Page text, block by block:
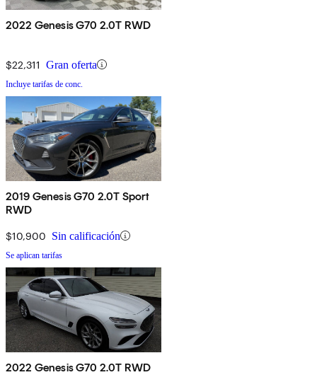
2022 Genesis G70 2.0T RWD
$22,311 Gran oferta
Incluye tarifas de conc.
2019 Genesis G70 2.0T Sport
RWD
$10,900 Sin calificación
Se aplican tarifas
2022 Genesis G70 2.0T RWD